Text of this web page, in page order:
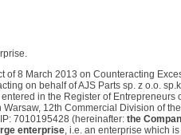
of 8 March 2013 on Counteracting
on behalf of AJS Parts sp. z o.o.
entered in the Register of
12th Commercial Division of
7010195428 (hereinafter: the
enterprise, i.e. an enterprise which